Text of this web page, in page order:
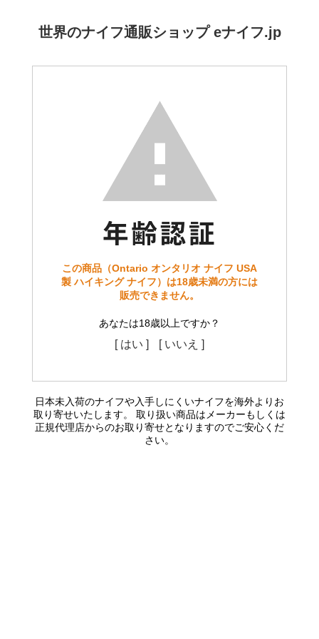
世界のナイフ通販ショップ eナイフ.jp
この商品（Ontario オンタリオ ナイフ USA
製 ハイキング ナイフ）は18歳未満の方には
販売できません。
あなたは18歳以上ですか？
[ はい ] [ いいえ ]
日本未入荷のナイフや入手しにくいナイフを海外よりお
取り寄せいたします。 取り扱い商品はメーカーもしくは
正規代理店からのお取り寄せとなりますのでご安心くだ
さい。